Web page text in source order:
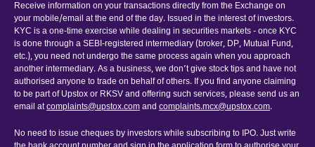
Receive information on your transactions directly from the Exchange on
your mobile/email at the end of the day. Issued in the interest of investors.
KYC is a one-time exercise while dealing in securities markets - once KYC
is done through a SEBI-registered intermediary (broker, DP, Mutual Fund,
etc.), you need not undergo the same process again when you approach
another intermediary. As a business, we don’t give stock tips and have not
authorised anyone to trade on behalf of others. If you find anyone claiming
to be part of Upstox or RKSV and offering such services, please send us an
email atcomplaints@upstox.comand complaints.mcx@upstox.com.
No need to issue cheques by investors while subscribing to IPO. Just write